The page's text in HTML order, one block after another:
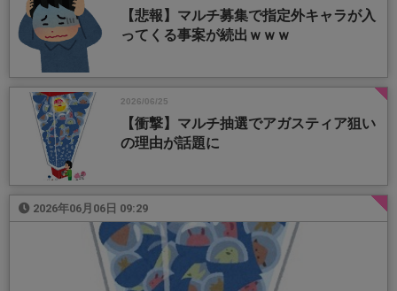
【悲報】マルチ募集で指定外キャラが入
ってくる事案が続出ｗｗｗ
2026/06/25
【衝撃】マルチ抽選でアガスティア狙い
の理由が話題に
2026年06月06日 09:29